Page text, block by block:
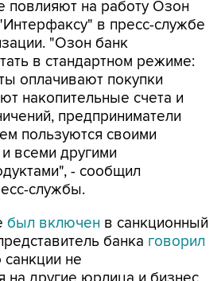
"Озон банк
в стандартном режиме:
оплачивают покупки
накопительные счета и
предприниматели
пользуются своими
всеми другими
- сообщил
службы.
был включен
санкции не
на другие юрлица и бизнес
Озон банк не участвует в